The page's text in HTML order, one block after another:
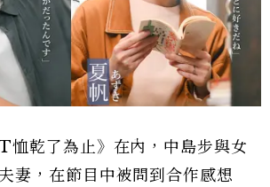
恤乾了為止》在內，中島步與女
妻，在節目中被問到合作感想